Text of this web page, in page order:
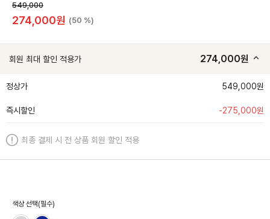
549,000
274,000원 (50 %)
회원 최대 할인 적용가 274,000원
정상가 549,000원
즉시할인 -275,000원
최종 결제 시 전 상품 회원 할인 적용
색상 선택(필수)